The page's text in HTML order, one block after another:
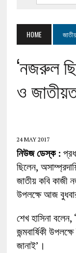
HOME জাতীয়
‘নজরুল
ও
24 MAY 2017
নিউজ ডেস্ক :
ছিলেন,
জাতীয় কবি কাজী
উপলক্ষে আজ
শেখ হাসিনা
জন্মবার্ষিকী
জানাই’।